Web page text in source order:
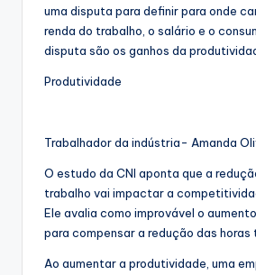
uma disputa para definir para onde
renda do trabalho, o salário e o
disputa são os ganhos da
Produtividade
Trabalhador da indústria- Amanda
O estudo da CNI aponta que a
trabalho vai impactar a
Ele avalia como improvável o
para compensar a redução das horas
Ao aumentar a produtividade, uma